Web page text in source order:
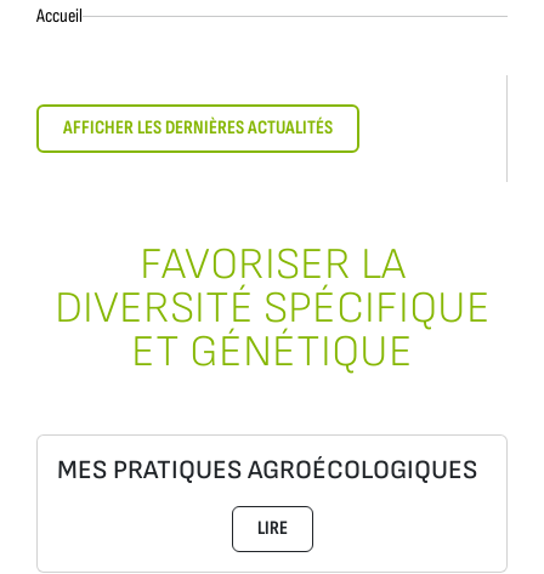
AccueilAccueil
AFFICHER LES DERNIÈRES ACTUALITÉS
FAVORISER LA
DIVERSITÉ SPÉCIFIQUE
ET GÉNÉTIQUE
MES PRATIQUES AGROÉCOLOGIQUES
LIRE